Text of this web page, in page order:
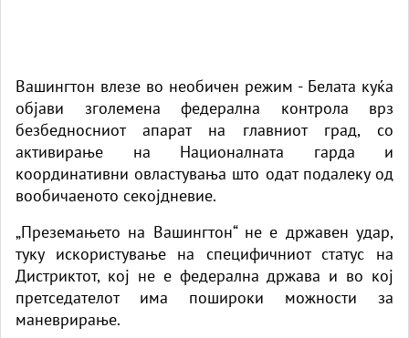
Вашингтон влезе во необичен режим - Белата куќа
објави зголемена федерална контрола врз
безбедносниот апарат на главниот град, со
активирање на Националната гарда и
координативни овластувања што одат подалеку од
вообичаеното секојдневие.
„Преземањето на Вашингтон“ не е државен удар,
туку искористување на специфичниот статус на
Дистриктот, кој не е федерална држава и во кој
претседателот има пошироки можности за
маневрирање.